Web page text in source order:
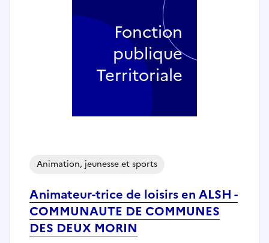
Animateur-trice de loisirs en ALSH -
COMMUNAUTE DE COMMUNES
DES DEUX MORIN
Animation, jeunesse et sports
Fonction
publique
Territoriale